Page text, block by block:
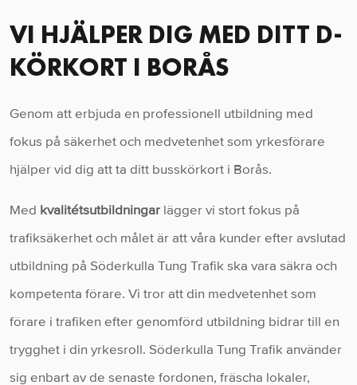
VI HJÄLPER DIG MED DITT D-
KÖRKORT I BORÅS
Genom att erbjuda en professionell utbildning med
fokus på säkerhet och medvetenhet som yrkesförare
hjälper vid dig att ta ditt busskörkort i Borås.
Med kvalitétsutbildningar lägger vi stort fokus på
trafiksäkerhet och målet är att våra kunder efter avslutad
utbildning på Söderkulla Tung Trafik ska vara säkra och
kompetenta förare. Vi tror att din medvetenhet som
förare i trafiken efter genomförd utbildning bidrar till en
trygghet i din yrkesroll. Söderkulla Tung Trafik använder
sig enbart av de senaste fordonen, fräscha lokaler,